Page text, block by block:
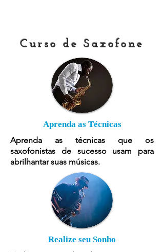
Curso de Saxofone
Aprenda as Técnicas
Aprenda as técnicas que os
saxofonistas de sucesso usam para
abrilhantar suas músicas.
Realize seu Sonho